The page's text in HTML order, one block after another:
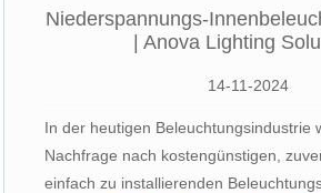
Niederspannungs-
| Anova Lighting
14-11-2024
In der heutigen Beleuchtungsindustrie
Nachfrage nach kostengünstigen,
einfach zu installierenden